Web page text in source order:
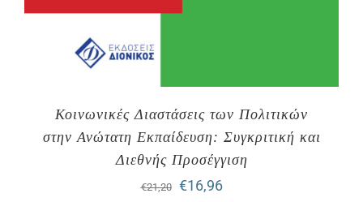
Κοινωνικές Διαστάσεις των Πολιτικών
στην Ανώτατη Εκπαίδευση: Συγκριτική και
Διεθνής Προσέγγιση
€21,20 Original
€16,96Η